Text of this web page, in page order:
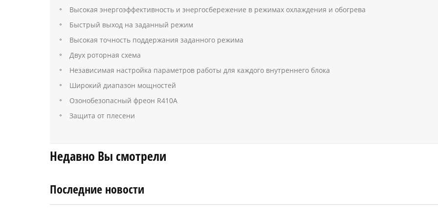
Высокая энергоэффективность и энергосбережение в режимах охлаждения и обогрева
Быстрый выход на заданный режим
Высокая точность поддержания заданного режима
Двух роторная схема
Независимая настройка параметров работы для каждого внутреннего блока
Широкий диапазон мощностей
Озонобезопасный фреон R410A
Защита от плесени
Недавно Вы смотрели
Последние новости